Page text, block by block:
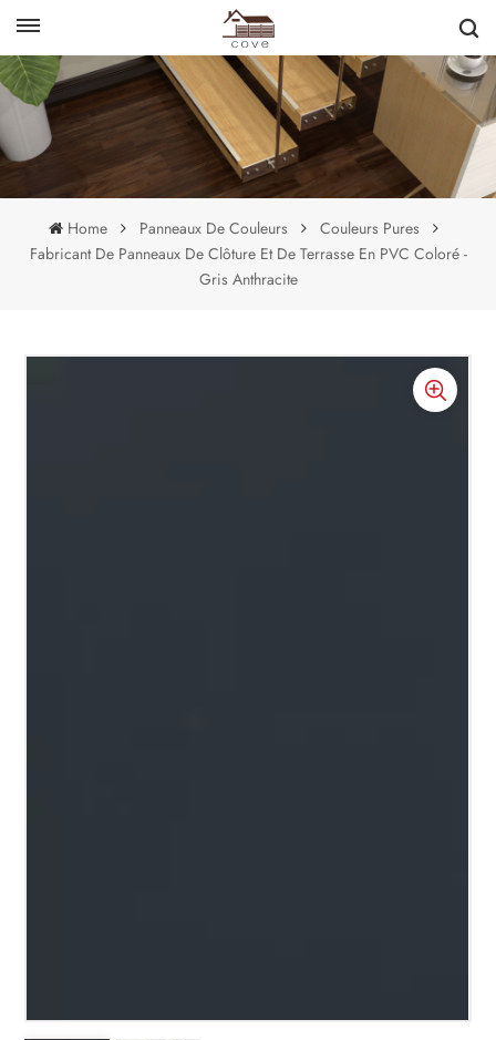
English
français
Home Panneaux De Couleurs
Couleurs Pures
Fabricant De Panneaux De Clôture Et De Terrasse En PVC Coloré -
Gris Anthracite